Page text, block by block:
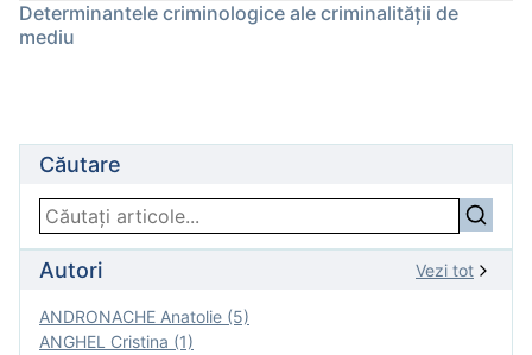
Determinantele criminologice ale criminalității de
mediu
Căutare
Autori Vezi tot
ANDRONACHE Anatolie (5)
ANGHEL Cristina (1)